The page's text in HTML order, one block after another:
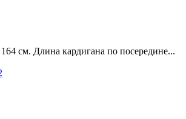
см. Длина кардигана по посередине...